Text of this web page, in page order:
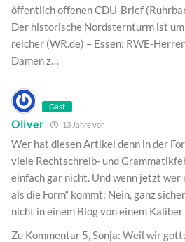
öffentlich offenen CDU-Brief
Der historische Nordsternturm ist
reicher (WR.de) – Essen: RWE-
Damen z…
Gast
Oliver 13 Jahre vor
Wer hat diesen Artikel denn in der
viele Rechtschreib- und
einfach gar nicht. Und wenn jetzt
als die Form“ kommt: Nein, ganz
nicht in einem Blog von einem
Zu Kommentar 5, Sonja: Weil wir